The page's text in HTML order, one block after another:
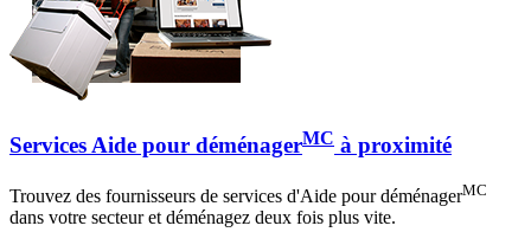
Services Aide pour déménagerMC à proximité
Trouvez des fournisseurs de services d'Aide pour déménagerMC
dans votre secteur et déménagez deux fois plus vite.